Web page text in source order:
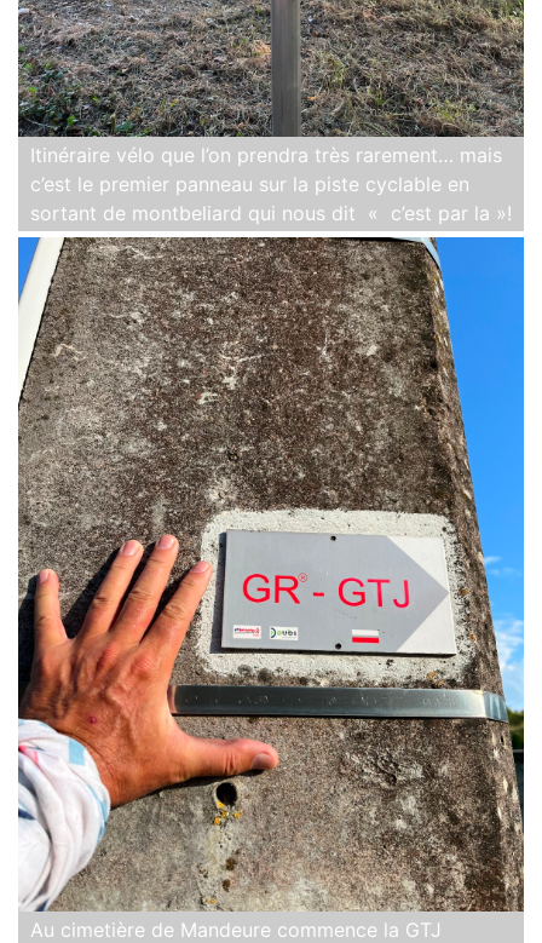
Itinéraire vélo que l’on prendra très rarement… mais
c’est le premier panneau sur la piste cyclable en
sortant de montbeliard qui nous dit « c’est par la »!
Au cimetière de Mandeure commence la GTJ